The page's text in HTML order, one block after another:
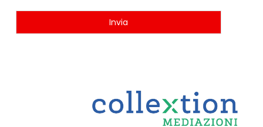
Invia